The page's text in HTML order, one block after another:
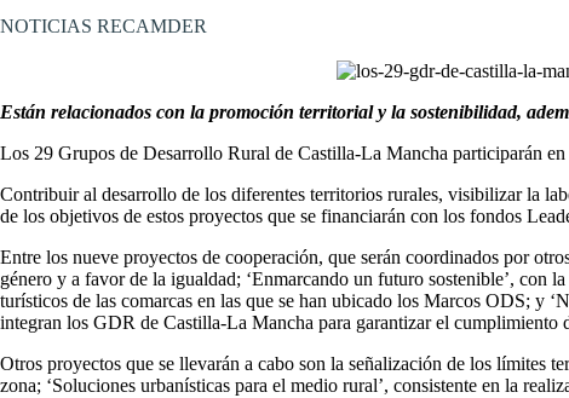
NOTICIAS RECAMDER
Están relacionados con la promoción territorial y la sostenibilidad,
Los 29 Grupos de Desarrollo Rural de Castilla-La Mancha participarán
Contribuir al desarrollo de los diferentes territorios rurales, visibilizar la
de los objetivos de estos proyectos que se financiarán con los fondos
Entre los nueve proyectos de cooperación, que serán coordinados por
género y a favor de la igualdad; ‘Enmarcando un futuro sostenible’,
turísticos de las comarcas en las que se han ubicado los Marcos ODS; y
integran los GDR de Castilla-La Mancha para garantizar el cumplimiento
Otros proyectos que se llevarán a cabo son la señalización de los límites
zona; ‘Soluciones urbanísticas para el medio rural’, consistente en la